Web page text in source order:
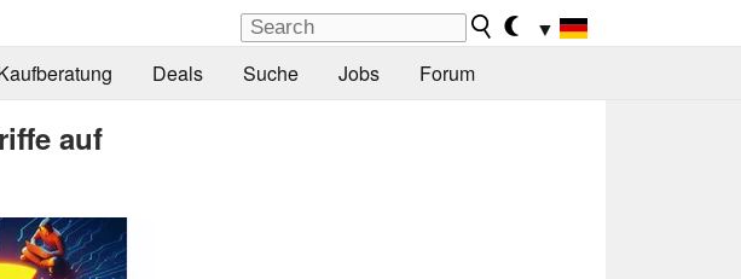
▼
Deals Suche Jobs Forum
auf